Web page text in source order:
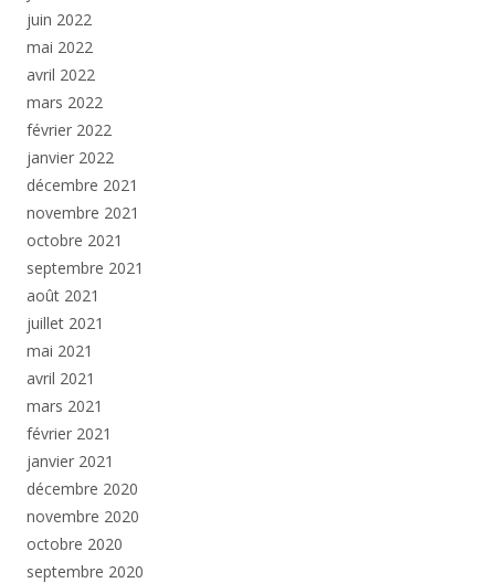
juin 2022
mai 2022
avril 2022
mars 2022
février 2022
janvier 2022
décembre 2021
novembre 2021
octobre 2021
septembre 2021
août 2021
juillet 2021
mai 2021
avril 2021
mars 2021
février 2021
janvier 2021
décembre 2020
novembre 2020
octobre 2020
septembre 2020